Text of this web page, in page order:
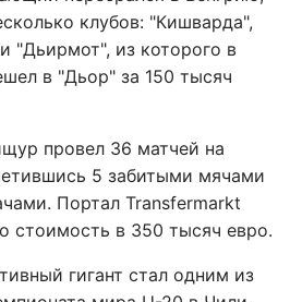
клубов: "Кишварда",
"Дьирмот", из которого в
в "Дьор" за 150 тысяч
провел 36 матчей на
5 забитыми мячами
Портал Transfermarkt
стоимость в 350 тысяч евро.
гигант стал одним из